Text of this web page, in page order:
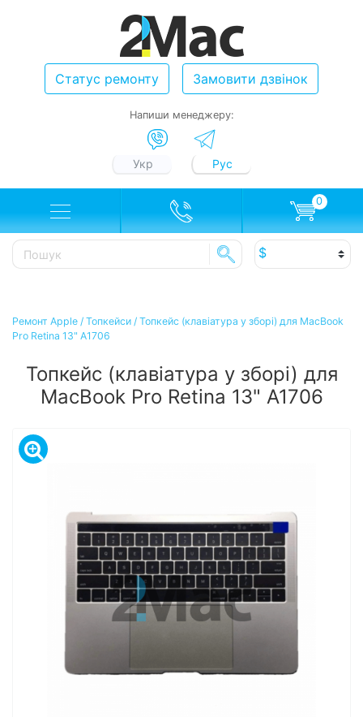
Статус ремонту Замовити дзвінок
Напиши менеджеру:
Укр Рус
0
Ремонт Apple / Топкейси / Топкейс (клавіатура у зборі) для MacBook
Pro Retina 13" A1706
Топкейс (клавіатура у зборі) для
MacBook Pro Retina 13" A1706